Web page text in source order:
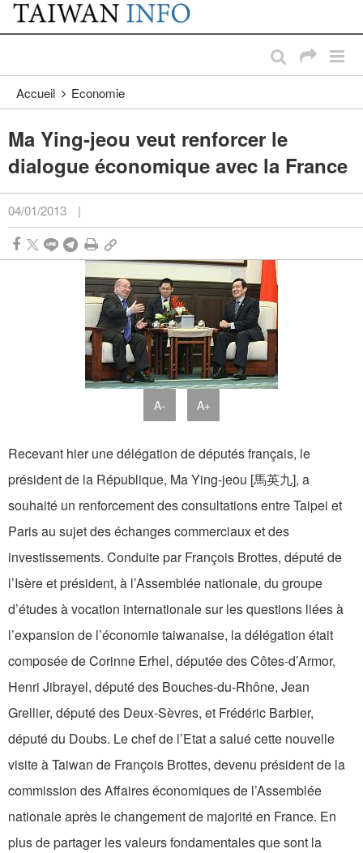
Passer au contenu principal
:::
Accueil Economie
Ma Ying-jeou veut renforcer le
dialogue économique avec la France
04/01/2013 |
A- A+
Recevant hier une délégation de députés français, le
président de la République, Ma Ying-jeou [馬英九], a
souhaité un renforcement des consultations entre Taipei et
Paris au sujet des échanges commerciaux et des
investissements. Conduite par François Brottes, député de
l’Isère et président, à l’Assemblée nationale, du groupe
d’études à vocation internationale sur les questions liées à
l’expansion de l’économie taiwanaise, la délégation était
composée de Corinne Erhel, députée des Côtes-d’Armor,
Henri Jibrayel, député des Bouches-du-Rhône, Jean
Grellier, député des Deux-Sèvres, et Frédéric Barbier,
député du Doubs. Le chef de l’Etat a salué cette nouvelle
visite à Taiwan de François Brottes, devenu président de la
commission des Affaires économiques de l’Assemblée
nationale après le changement de majorité en France. En
plus de partager les valeurs fondamentales que sont la